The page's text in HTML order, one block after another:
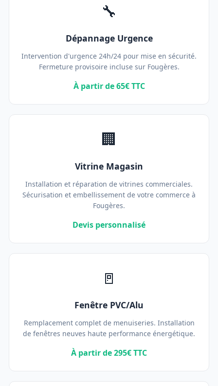
🔧
Dépannage Urgence
Intervention d'urgence 24h/24 pour mise en sécurité.
Fermeture provisoire incluse sur Fougères.
À partir de 65€ TTC
🏢
Vitrine Magasin
Installation et réparation de vitrines commerciales.
Sécurisation et embellissement de votre commerce à
Fougères.
Devis personnalisé
🚪
Fenêtre PVC/Alu
Remplacement complet de menuiseries. Installation
de fenêtres neuves haute performance énergétique.
À partir de 295€ TTC